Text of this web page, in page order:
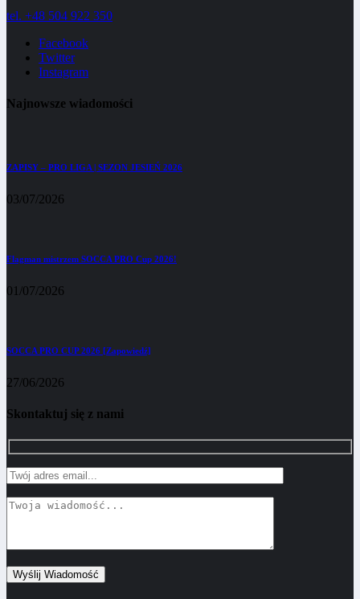
tel. +48 504 922 350
Facebook
Twitter
Instagram
Najnowsze wiadomości
ZAPISY – PRO LIGA | SEZON JESIEŃ 2026
03/07/2026
Flagman mistrzem SOCCA PRO Cup 2026!
01/07/2026
SOCCA PRO CUP 2026 [Zapowiedź]
27/06/2026
Skontaktuj się z nami